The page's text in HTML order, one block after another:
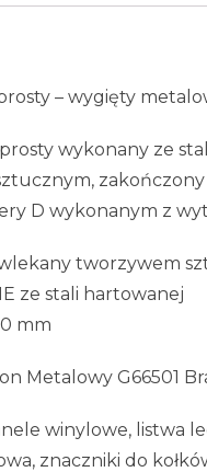
– wygięty
wykonany ze
zakończony
D wykonanym z
tworzywem
ze stali hartowanej
mm
Metalowy G66501
winylowe, listwa
znaczniki do